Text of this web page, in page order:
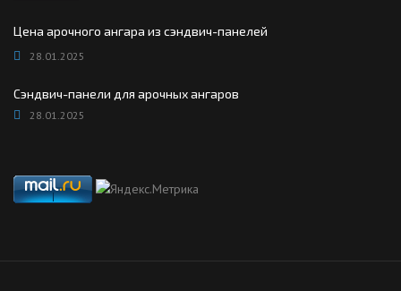
Цена арочного ангара из сэндвич-панелей
28.01.2025
Сэндвич-панели для арочных ангаров
28.01.2025